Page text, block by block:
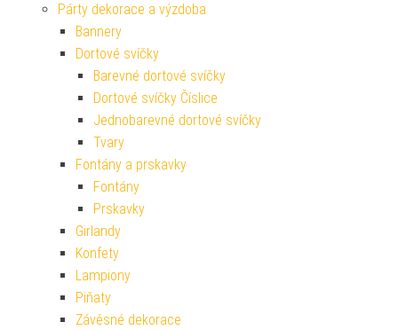
Párty dekorace a výzdoba
Bannery
Dortové svíčky
Barevné dortové svíčky
Dortové svíčky Číslice
Jednobarevné dortové svíčky
Tvary
Fontány a prskavky
Fontány
Prskavky
Girlandy
Konfety
Lampiony
Piňaty
Závěsné dekorace